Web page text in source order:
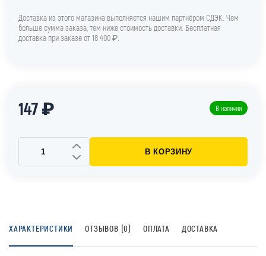
Доставка из этого магазина выполняется нашим партнёром СДЭК. Чем
больше сумма заказа, тем ниже стоимость доставки. Бесплатная
доставка при заказе от 18 400 ₽.
147 ₽ В наличии
В КОРЗИНУ
ХАРАКТЕРИСТИКИ ОТЗЫВОВ (0) ОПЛАТА ДОСТАВКА